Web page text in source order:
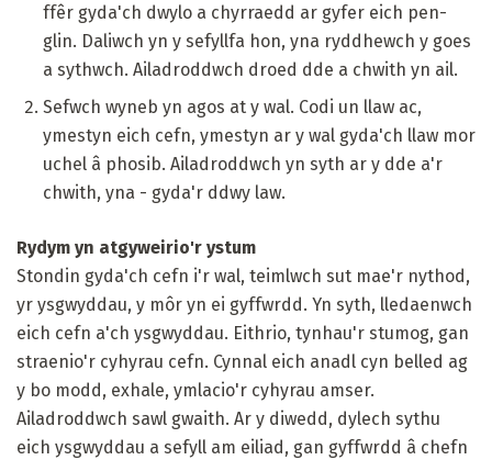
ffêr gyda'ch dwylo a chyrraedd ar gyfer eich pen-
glin. Daliwch yn y sefyllfa hon, yna ryddhewch y goes
a sythwch. Ailadroddwch droed dde a chwith yn ail.
Sefwch wyneb yn agos at y wal. Codi un llaw ac,
ymestyn eich cefn, ymestyn ar y wal gyda'ch llaw mor
uchel â phosib. Ailadroddwch yn syth ar y dde a'r
chwith, yna - gyda'r ddwy law.
Rydym yn atgyweirio'r ystum
Stondin gyda'ch cefn i'r wal, teimlwch sut mae'r nythod,
yr ysgwyddau, y môr yn ei gyffwrdd. Yn syth, lledaenwch
eich cefn a'ch ysgwyddau. Eithrio, tynhau'r stumog, gan
straenio'r cyhyrau cefn. Cynnal eich anadl cyn belled ag
y bo modd, exhale, ymlacio'r cyhyrau amser.
Ailadroddwch sawl gwaith. Ar y diwedd, dylech sythu
eich ysgwyddau a sefyll am eiliad, gan gyffwrdd â chefn